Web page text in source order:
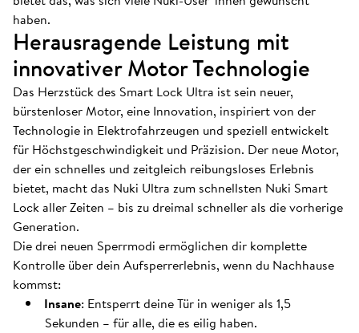
haben.
Herausragende Leistung mit
innovativer Motor Technologie
Das Herzstück des Smart Lock Ultra ist sein neuer,
bürstenloser Motor, eine Innovation, inspiriert von der
Technologie in Elektrofahrzeugen und speziell entwickelt
für Höchstgeschwindigkeit und Präzision. Der neue Motor,
der ein schnelles und zeitgleich reibungsloses Erlebnis
bietet, macht das Nuki Ultra zum schnellsten Nuki Smart
Lock aller Zeiten – bis zu dreimal schneller als die vorherige
Generation.
Die drei neuen Sperrmodi ermöglichen dir komplette
Kontrolle über dein Aufsperrerlebnis, wenn du Nachhause
kommst:
Insane: Entsperrt deine Tür in weniger als 1,5
Sekunden – für alle, die es eilig haben.